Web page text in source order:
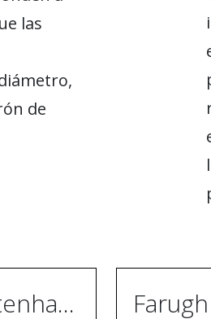
las
de
Joakim Stenhammar